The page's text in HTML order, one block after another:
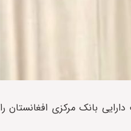
بانک مرکزی افغانستان را